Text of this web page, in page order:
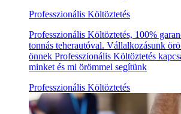
Professzionális Költöztetés
Professzionális Költöztetés, 100%
tonnás teherautóval. Vállalkozásunk
önnek Professzionális Költöztetés
minket és mi örömmel segítünk
Professzionális Költöztetés